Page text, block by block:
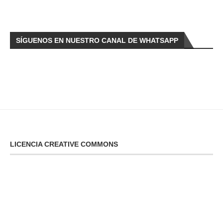
SÍGUENOS EN NUESTRO CANAL DE WHATSAPP
LICENCIA CREATIVE COMMONS